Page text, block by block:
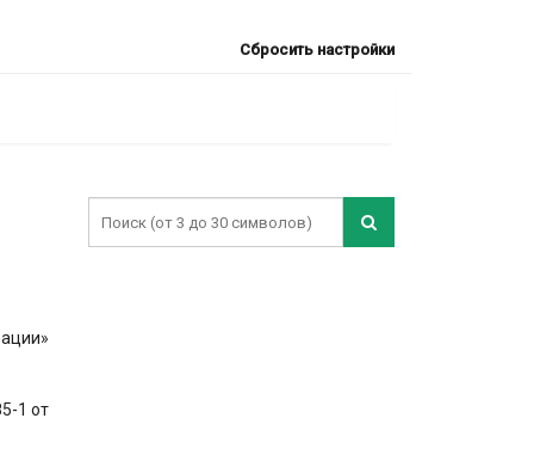
Сбросить настройки
1 от